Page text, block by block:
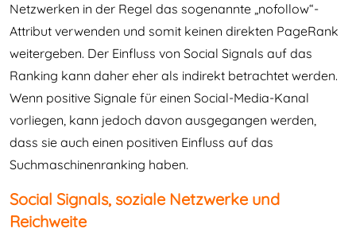
Netzwerken in der Regel das sogenannte „nofollow“-
Attribut verwenden und somit keinen direkten PageRank
weitergeben. Der Einfluss von Social Signals auf das
Ranking kann daher eher als indirekt betrachtet werden.
Wenn positive Signale für einen Social-Media-Kanal
vorliegen, kann jedoch davon ausgegangen werden,
dass sie auch einen positiven Einfluss auf das
Suchmaschinenranking haben.
Social Signals, soziale Netzwerke und
Reichweite